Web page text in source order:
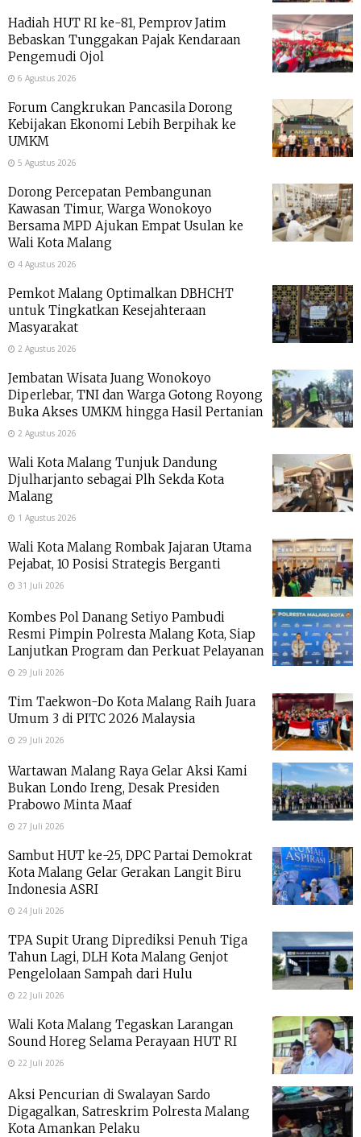
Hadiah HUT RI ke-81, Pemprov Jatim
Bebaskan Tunggakan Pajak Kendaraan
Pengemudi Ojol
6 Agustus 2026
Forum Cangkrukan Pancasila Dorong
Kebijakan Ekonomi Lebih Berpihak ke
UMKM
5 Agustus 2026
Dorong Percepatan Pembangunan
Kawasan Timur, Warga Wonokoyo
Bersama MPD Ajukan Empat Usulan ke
Wali Kota Malang
4 Agustus 2026
Pemkot Malang Optimalkan DBHCHT
untuk Tingkatkan Kesejahteraan
Masyarakat
2 Agustus 2026
Jembatan Wisata Juang Wonokoyo
Diperlebar, TNI dan Warga Gotong Royong
Buka Akses UMKM hingga Hasil Pertanian
2 Agustus 2026
Wali Kota Malang Tunjuk Dandung
Djulharjanto sebagai Plh Sekda Kota
Malang
1 Agustus 2026
Wali Kota Malang Rombak Jajaran Utama
Pejabat, 10 Posisi Strategis Berganti
31 Juli 2026
Kombes Pol Danang Setiyo Pambudi
Resmi Pimpin Polresta Malang Kota, Siap
Lanjutkan Program dan Perkuat Pelayanan
29 Juli 2026
Tim Taekwon-Do Kota Malang Raih Juara
Umum 3 di PITC 2026 Malaysia
29 Juli 2026
Wartawan Malang Raya Gelar Aksi Kami
Bukan Londo Ireng, Desak Presiden
Prabowo Minta Maaf
27 Juli 2026
Sambut HUT ke-25, DPC Partai Demokrat
Kota Malang Gelar Gerakan Langit Biru
Indonesia ASRI
24 Juli 2026
TPA Supit Urang Diprediksi Penuh Tiga
Tahun Lagi, DLH Kota Malang Genjot
Pengelolaan Sampah dari Hulu
22 Juli 2026
Wali Kota Malang Tegaskan Larangan
Sound Horeg Selama Perayaan HUT RI
22 Juli 2026
Aksi Pencurian di Swalayan Sardo
Digagalkan, Satreskrim Polresta Malang
Kota Amankan Pelaku